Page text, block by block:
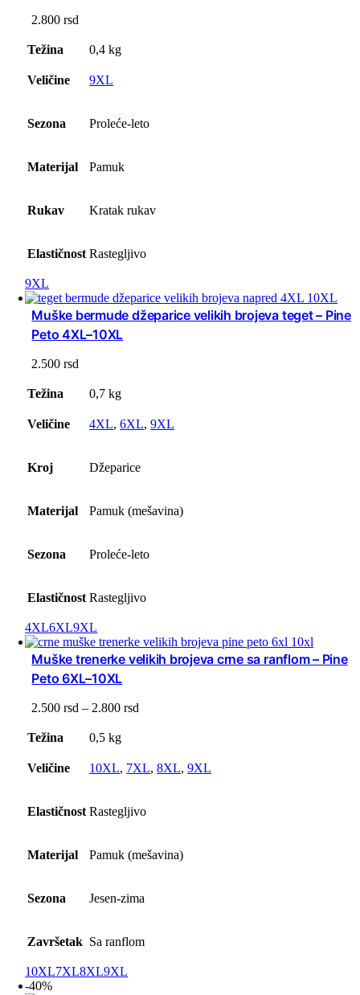
2.800rsd
Težina 0,4 kg
Veličine 9XL
Sezona Proleće-leto
Materijal Pamuk
Rukav Kratak rukav
Elastičnost Rastegljivo
9XL
Muške bermude džeparice velikih brojeva teget – Pine
Peto 4XL–10XL
2.500rsd
Težina 0,7 kg
Veličine 4XL,6XL,9XL
Kroj Džeparice
Materijal Pamuk (mešavina)
Sezona Proleće-leto
Elastičnost Rastegljivo
4XL6XL9XL
Muške trenerke velikih brojeva crne sa ranflom – Pine
Peto 6XL–10XL
2.500rsd – 2.800rsd
do
Težina 0,5 kg
Veličine 10XL, 7XL,8XL,9XL
Elastičnost Rastegljivo
Materijal Pamuk (mešavina)
Sezona Jesen-zima
Završetak Sa ranflom
10XL7XL8XL9XL
-40%